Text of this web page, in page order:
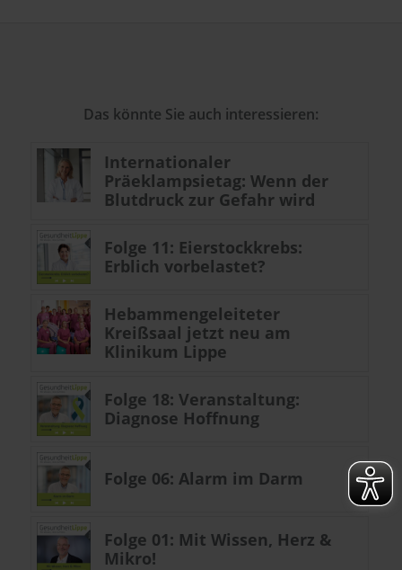
Das könnte Sie auch interessieren:
Internationaler
Präeklampsietag: Wenn der
Blutdruck zur Gefahr wird
Folge 11: Eierstockkrebs:
Erblich vorbelastet?
Hebammengeleiteter
Kreißsaal jetzt neu am
Klinikum Lippe
Folge 18: Veranstaltung:
Diagnose Hoffnung
Folge 06: Alarm im Darm
Folge 01: Mit Wissen, Herz &
Mikro!